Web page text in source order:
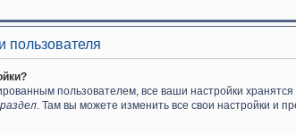
пользователя
пользователем, все ваши настройки
. Там вы можете изменить все свои настройки и